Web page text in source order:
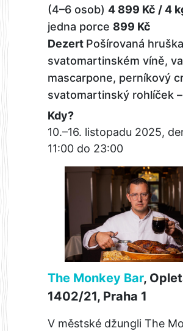
(4–6 osob) 4 899 Kč / 4
jedna porce 899 Kč
Dezert Pošírovaná
svatomartinském víně,
mascarpone, perníkový
svatomartinský rohlíček –
Kdy?
10.–16. listopadu 2025,
11:00 do 23:00
The Monkey Bar,
1402/21, Praha 1
V městské džungli The